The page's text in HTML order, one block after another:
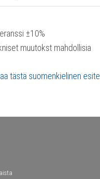
±10%
muutokst mahdollisia
tästä suomenkielinen esite